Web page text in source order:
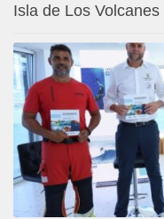
Isla de Los Volcanes